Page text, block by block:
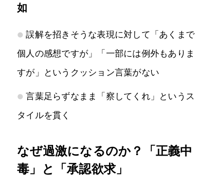
如
誤解を招きそうな表現に対して「あくまで
個人の感想ですが」「一部には例外もありま
すが」というクッション言葉がない
言葉足らずなまま「察してくれ」というス
タイルを貫く
なぜ過激になるのか？「正義中
毒」と「承認欲求」